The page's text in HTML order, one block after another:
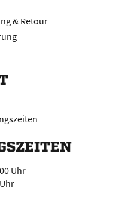
& Retour
Uhr